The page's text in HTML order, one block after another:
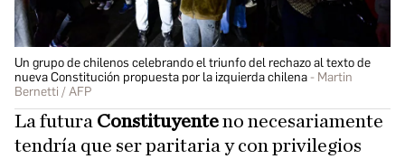
Un grupo de chilenos celebrando el triunfo del rechazo al texto de
nueva Constitución propuesta por la izquierda chilena
Martin
Bernetti / AFP
La futura Constituyenteno necesariamente
tendría que ser paritaria y con privilegios